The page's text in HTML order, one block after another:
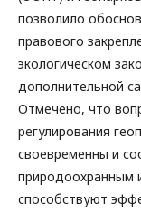
позволило
правового
экологическом
дополнительной
Отмечено, что
регулирования
своевременны и
природоохранным
способствуют